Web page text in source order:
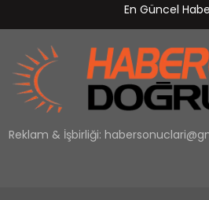
SPOR
EĞİTİM
MAGAZİN
En Güncel
Reklam & İşbirliği: